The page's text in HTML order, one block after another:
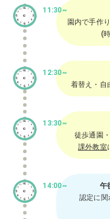
11:30~
園内で手作
(
12:30~
着替え・自
13:30~
徒歩通園
課外教室
14:00~
午
認定に関